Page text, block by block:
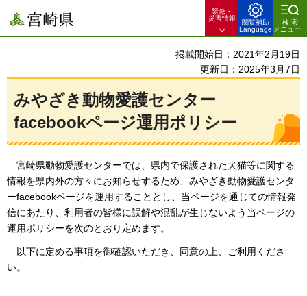
宮崎県
緊急・
災害情報
閲覧補助
Language
検索
メニュー
掲載開始日：2021年2月19日
更新日：2025年3月7日
みやざき動物愛護センター
facebookページ運用ポリシー
宮崎県動物愛護センターでは、県内で保護された犬猫等に関する
情報を県内外の方々にお知らせするため、みやざき動物愛護センタ
ーfacebookページを運用することとし、当ページを通じての情報発
信にあたり、利用者の皆様に誤解や混乱が生じないよう当ページの
運用ポリシーを次のとおり定めます。
以下に定める事項を御確認いただき、同意の上、ご利用くださ
い。